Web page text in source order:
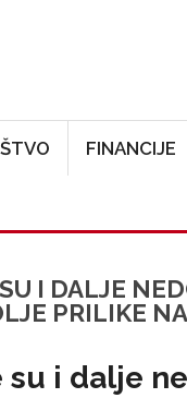
FINANCIJE
I DALJE
PRILIKE
su i dalje